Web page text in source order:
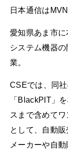
日本通信は
愛知県あま市
システム機器
業。
CSEでは、同
「BlackPIT」
スまで含めて
として、自動
メーカーや自